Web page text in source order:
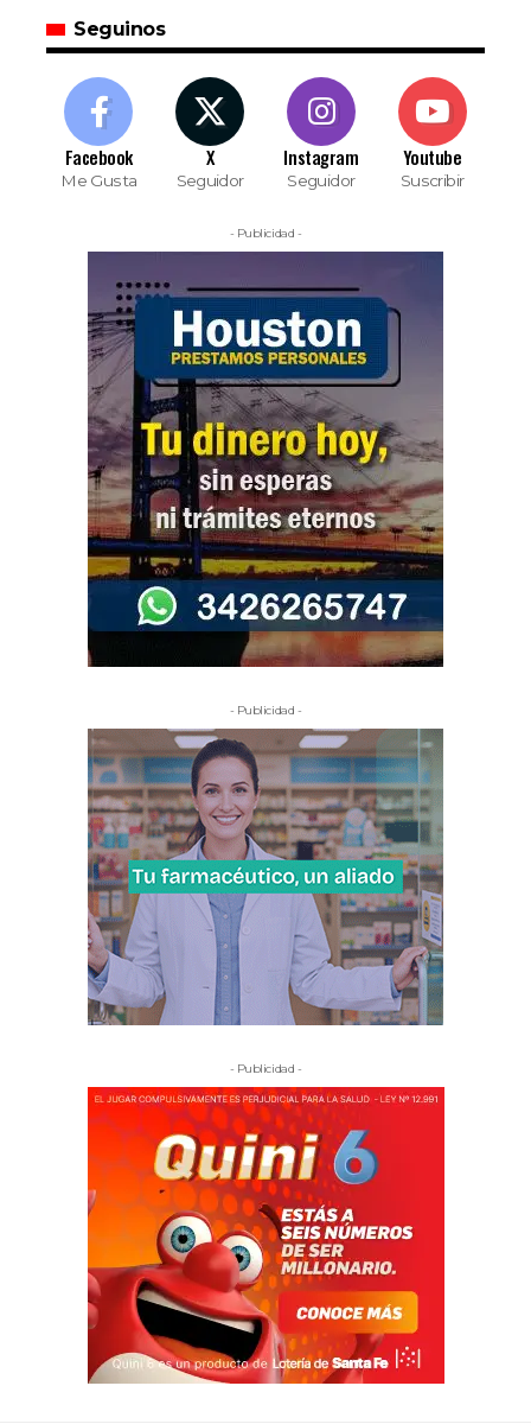
Seguinos
Facebook
Me Gusta
X
Seguidor
Instagram
Seguidor
Youtube
Suscribir
- Publicidad -
- Publicidad -
- Publicidad -